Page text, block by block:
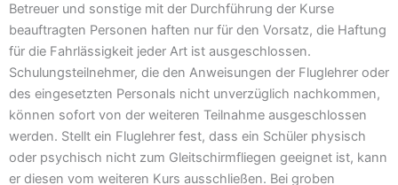
Betreuer und sonstige mit der Durchführung der Kurse
beauftragten Personen haften nur für den Vorsatz, die Haftung
für die Fahrlässigkeit jeder Art ist ausgeschlossen.
Schulungsteilnehmer, die den Anweisungen der Fluglehrer oder
des eingesetzten Personals nicht unverzüglich nachkommen,
können sofort von der weiteren Teilnahme ausgeschlossen
werden. Stellt ein Fluglehrer fest, dass ein Schüler physisch
oder psychisch nicht zum Gleitschirmfliegen geeignet ist, kann
er diesen vom weiteren Kurs ausschließen. Bei groben